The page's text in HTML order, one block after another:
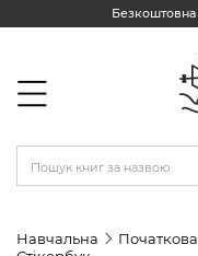
Безкоштовна
Навчальна